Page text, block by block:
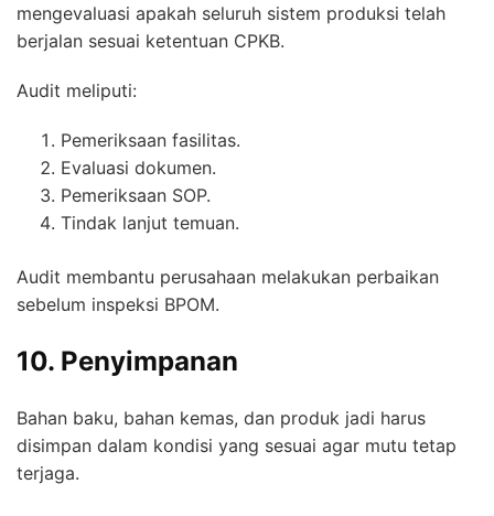
mengevaluasi apakah seluruh sistem produksi telah
berjalan sesuai ketentuan CPKB.
Audit meliputi:
Pemeriksaan fasilitas.
Evaluasi dokumen.
Pemeriksaan SOP.
Tindak lanjut temuan.
Audit membantu perusahaan melakukan perbaikan
sebelum inspeksi BPOM.
10. Penyimpanan
Bahan baku, bahan kemas, dan produk jadi harus
disimpan dalam kondisi yang sesuai agar mutu tetap
terjaga.